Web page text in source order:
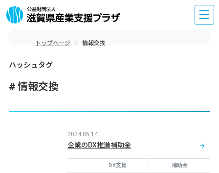
トップページ 情報交換
ハッシュタグ
情報交換
DX支援 補助金
2024.05.14
企業のDX推進補助金